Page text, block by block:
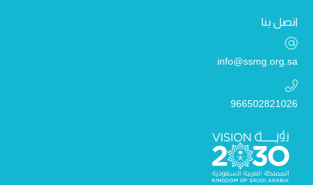
اتصل بنا
info@ssmg.org.sa
966502821026